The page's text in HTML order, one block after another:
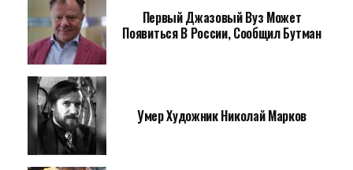
Первый Джазовый Вуз Может
Появиться В России, Сообщил Бутман
Умер Художник Николай Марков